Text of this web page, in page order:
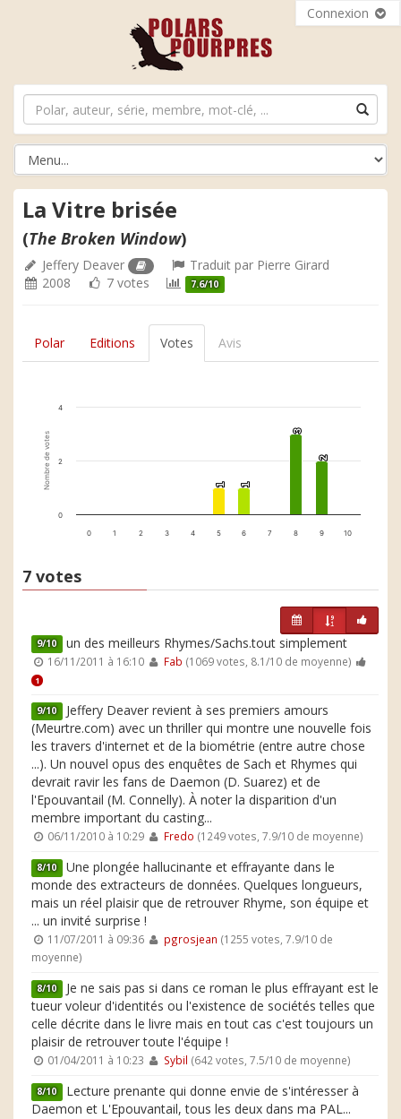
Connexion
La Vitre brisée
(The Broken Window)
Jeffery Deaver Traduit par Pierre Girard
2008
7 votes 7.6/10
Polar Editions Votes Avis
Nombre de votes 1
1 1
1
3
3
2
2
0 1 2 3 4 5 6 7 8 9 10
0
2
4
7 votes
9/10 un des meilleurs Rhymes/Sachs.tout simplement
16/11/2011 à 16:10 Fab (1069 votes, 8.1/10 de moyenne)
1
9/10 Jeffery Deaver revient à ses premiers amours
(Meurtre.com) avec un thriller qui montre une nouvelle fois
les travers d'internet et de la biométrie (entre autre chose
...). Un nouvel opus des enquêtes de Sach et Rhymes qui
devrait ravir les fans de Daemon (D. Suarez) et de
l'Epouvantail (M. Connelly). À noter la disparition d'un
membre important du casting...
06/11/2010 à 10:29 Fredo (1249 votes, 7.9/10 de moyenne)
8/10 Une plongée hallucinante et effrayante dans le
monde des extracteurs de données. Quelques longueurs,
mais un réel plaisir que de retrouver Rhyme, son équipe et
... un invité surprise !
11/07/2011 à 09:36 pgrosjean (1255 votes, 7.9/10 de
moyenne)
8/10 Je ne sais pas si dans ce roman le plus effrayant est le
tueur voleur d'identités ou l'existence de sociétés telles que
celle décrite dans le livre mais en tout cas c'est toujours un
plaisir de retrouver toute l'équipe !
01/04/2011 à 10:23 Sybil (642 votes, 7.5/10 de moyenne)
8/10 Lecture prenante qui donne envie de s'intéresser à
Daemon et L'Epouvantail, tous les deux dans ma PAL...